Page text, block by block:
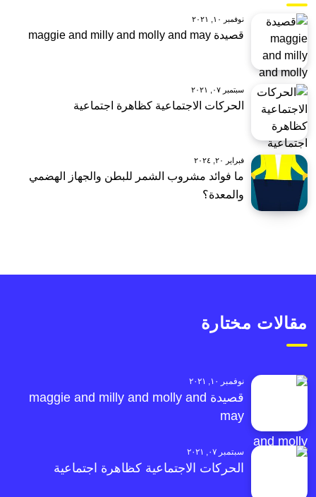
نوفمبر ١٠, ٢٠٢١
قصيدة maggie and milly and molly and may
سبتمبر ٠٧, ٢٠٢١
الحركات الاجتماعية كظاهرة اجتماعية
فبراير ٢٠, ٢٠٢٤
ما فوائد مشروب الشمر للبطن والجهاز الهضمي
والمعدة؟
مقالات مختارة
نوفمبر ١٠, ٢٠٢١
قصيدة maggie and milly and molly and
may
سبتمبر ٠٧, ٢٠٢١
الحركات الاجتماعية كظاهرة اجتماعية